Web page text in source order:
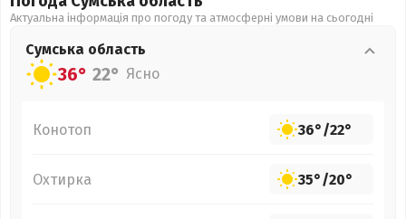
Актуальна інформація про погоду та атмосферні умови на сьогодні
Сумська область
36° 22° Ясно
Конотоп 36°/22°
Охтирка 35°/20°